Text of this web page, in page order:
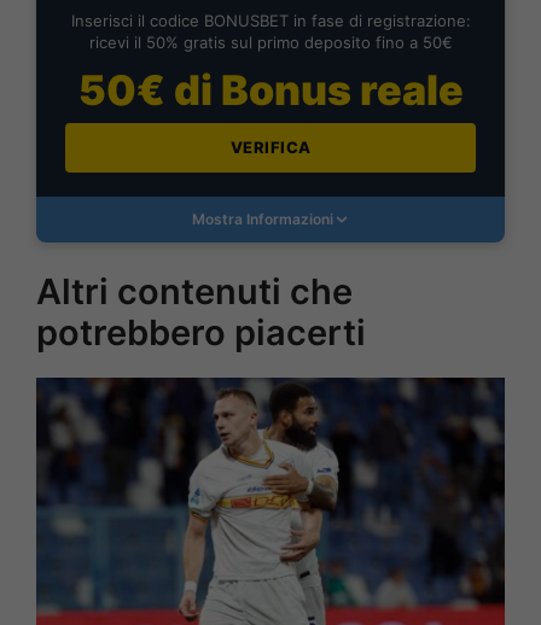
Inserisci il codice BONUSBET in fase di registrazione:
ricevi il 50% gratis sul primo deposito fino a 50€
50€ di Bonus reale
VERIFICA
Mostra Informazioni
Altri contenuti che
potrebbero piacerti